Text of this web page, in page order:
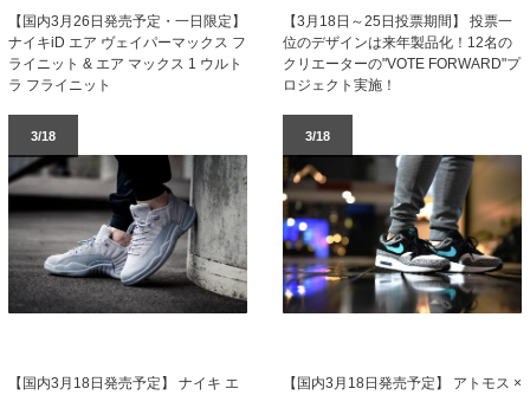
【国内3月26日発売予定・一日限定】
ナイキiD エア ヴェイパーマックス フ
ライニット & エア マックス 1 ウルト
ラ フライニット
【3月18日～25日投票期間】 投票一
位のデザインは来年製品化！12名の
クリエーターの"VOTE FORWARD"プ
ロジェクト実施！
3/18
【国内3月18日発売予定】 ナイキ エ
3/18
【国内3月18日発売予定】 アトモス ×